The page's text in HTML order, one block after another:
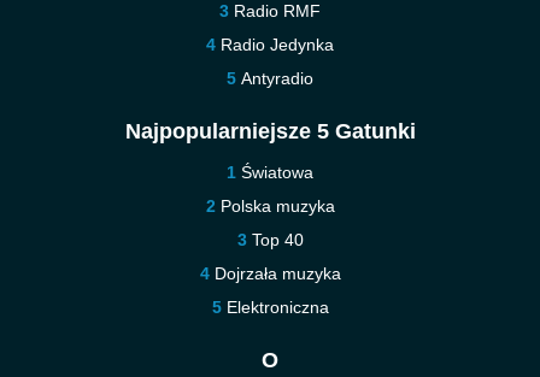
Radio RMF
Radio Jedynka
Antyradio
Najpopularniejsze 5 Gatunki
Światowa
Polska muzyka
Top 40
Dojrzała muzyka
Elektroniczna
O